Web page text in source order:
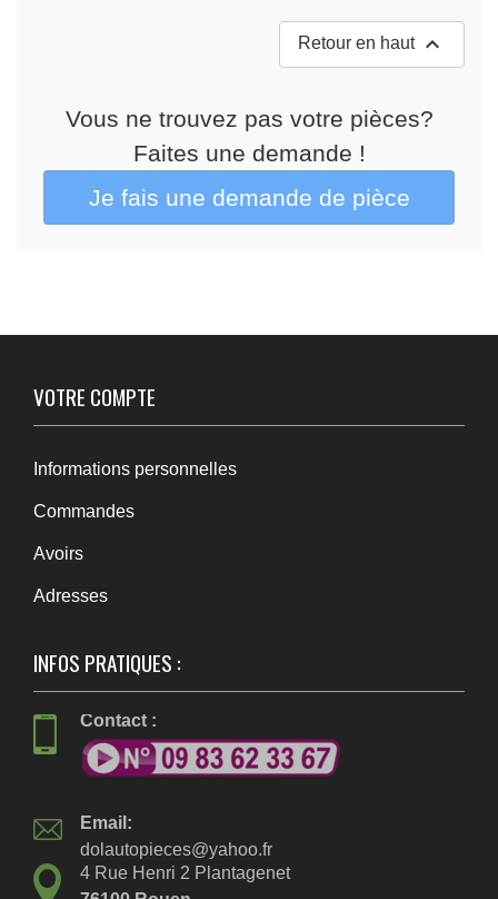
Retour en haut 
Vous ne trouvez pas votre pièces?
Faites une demande !
VOTRE COMPTE
Informations personnelles
Commandes
Avoirs
Adresses
INFOS PRATIQUES :
Contact :
Email:
dolautopieces@yahoo.fr
4 Rue Henri 2 Plantagenet